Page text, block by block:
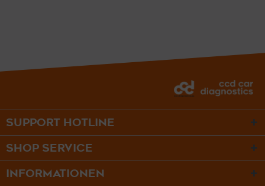
SUPPORT HOTLINE
SHOP SERVICE
INFORMATIONEN